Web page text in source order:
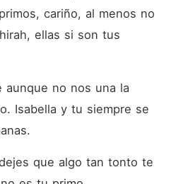
cariño, al menos no
ellas si son tus
aunque no nos una la
Isabella y tu siempre se
que algo tan tonto te